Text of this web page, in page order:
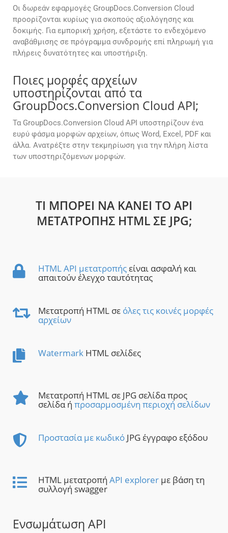
Οι δωρεάν εφαρμογές GroupDocs.Conversion Cloud
προορίζονται κυρίως για σκοπούς αξιολόγησης και
δοκιμής. Για εμπορική χρήση, εξετάστε το ενδεχόμενο
αναβάθμισης σε πρόγραμμα συνδρομής επί πληρωμή για
πλήρεις δυνατότητες και υποστήριξη.
Ποιες μορφές αρχείων
υποστηρίζονται από τα
GroupDocs.Conversion Cloud API;
Τα GroupDocs.Conversion Cloud API υποστηρίζουν ένα
ευρύ φάσμα μορφών αρχείων, όπως Word, Excel, PDF και
άλλα. Ανατρέξτε στην τεκμηρίωση για την πλήρη λίστα
των υποστηριζόμενων μορφών.
ΤΙ ΜΠΟΡΕΊ ΝΑ ΚΆΝΕΙ ΤΟ API
ΜΕΤΑΤΡΟΠΉΣ HTML ΣΕ JPG;
HTML API μετατροπήςείναι ασφαλή και
απαιτούν έλεγχο ταυτότητας
Μετατροπή HTML σε όλες τις κοινές μορφές
αρχείων
Watermark HTML σελίδες
Μετατροπή HTML σε JPG σελίδα προς
σελίδα ή προσαρμοσμένη περιοχή σελίδων
Προστασία με κωδικό JPG έγγραφο εξόδου
HTML μετατροπή API explorer με βάση τη
συλλογή swagger
Ενσωμάτωση API